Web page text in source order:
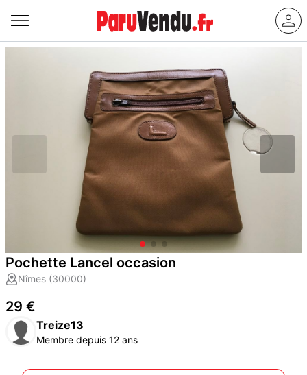
Pochette Lancel occasion
Nîmes (30000)
29 €
Treize13
Membre depuis 12 ans